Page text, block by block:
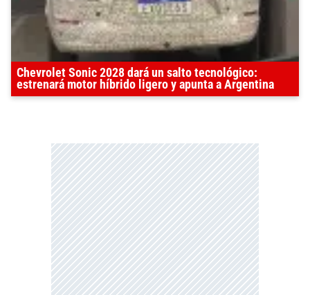
Chevrolet Sonic 2028 dará un salto tecnológico:
estrenará motor híbrido ligero y apunta a Argentina